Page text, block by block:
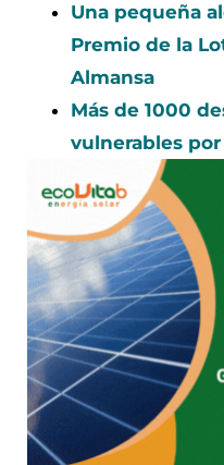
Una pequeña
Premio de la
Almansa
Más de 1000
vulnerables